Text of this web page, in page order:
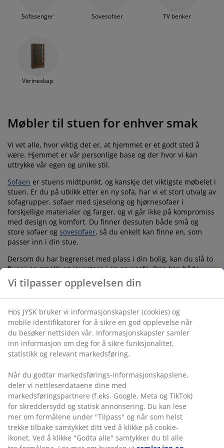
Sofasenger Sovesofaer TV benker
Vitrineskap
Møbler til stuen for enhver smak
Vi vet alle, hvor viktig det er, at hjemmet er et godt sted å
være. Hjemmet er vår personlige base og der hvor vi kan
uttrykke vår egen og unike stil.
Sofaen er stuens midtpunkt, og kanskje det viktigste møbelet i
stuen. Er du på utkikk etter en ny sofa, har vi et stort utvalg av
sofagrupper, sofaer med sjeselong og hjørnesofaer i
forskjellige materialer og farger, og vi går ikke på kompromiss
med design og komfort. Du finner dessuten både små og
store sofaer og sovesofaer, så du enkelt kan finne en, som
passer inn i din stue.
Dersom du har begrenset med plass i din bolig, kan du slå to
fluer i en smekk og investere i en sovesofa. Den kan både
brukes som din egen seng i det daglige, eller som gjesteseng.
Mulighetene er mange.
Hva slags stuemøbler trenger du?
Hva man trenger av møbler til stuen er jo individuelt i forhold
Gjerne med et passende sofabord ellersidebordtil.
Flere av våre stuemøbler kommer i møbelserier som gjør at
du kan skape et helhetlig inntrykk i innredningen din.
Liker du å se på tv trenger du kanskje også etTV-bord
Er stuen din stor, har du kanskje en egen sone i stuen hvor
Vi tilpasser opplevelsen din
Hos JYSK bruker vi informasjonskapsler (cookies) og
mobile identifikatorer for å sikre en god opplevelse når
du besøker nettsiden vår. Informasjonskapsler samler
inn informasjon om deg for å sikre funksjonalitet,
statistikk og relevant markedsføring.
Når du godtar markedsførings-informasjonskapslene,
deler vi nettleserdataene dine med
markedsføringspartnere (f.eks. Google, Meta og TikTok)
for skreddersydd og statisk annonsering. Du kan lese
mer om formålene under "Tilpass" og når som helst
trekke tilbake samtykket ditt ved å klikke på cookie-
ikonet. Ved å klikke "Godta alle" samtykker du til alle